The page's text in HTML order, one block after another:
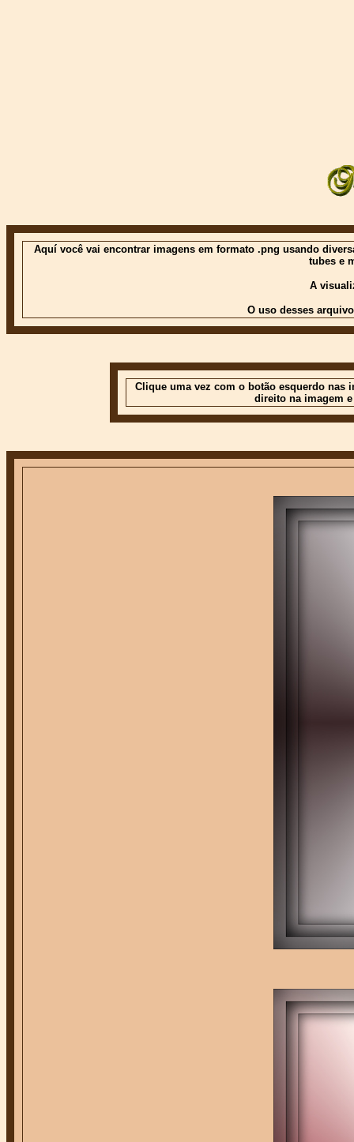
Aquí você vai encontrar imagens em formato .png usando
tubes e
A
O uso desses
Clique uma vez com o botão esquerdo nas
direito na imagem